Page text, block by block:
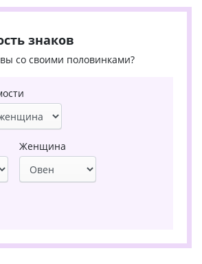
знаков
со своими половинками?
Женщина